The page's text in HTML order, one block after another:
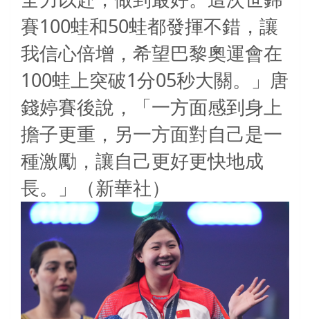
賽100蛙和50蛙都發揮不錯，讓
我信心倍增，希望巴黎奧運會在
100蛙上突破1分05秒大關。」唐
錢婷賽後說，「一方面感到身上
擔子更重，另一方面對自己是一
種激勵，讓自己更好更快地成
長。」（新華社）